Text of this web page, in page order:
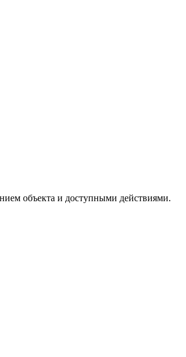
объекта и доступными действиями.